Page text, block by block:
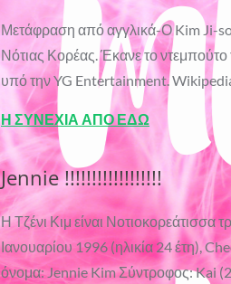
Μετάφραση από αγγλικά-Ο Kim Ji-
Νότιας Κορέας. Έκανε το
υπό την YG Entertainment.
Η ΣΥΝΕΧΙΑ ΑΠΟ ΕΔΩ
Jennie !!!!!!!!!!!!!!!!!!
Η Τζένι Κιμ είναι Νοτιοκορεάτισσα
Ιανουαρίου 1996 (ηλικία 24 έτη),
όνομα: Jennie Kim Σύντροφος: Kai